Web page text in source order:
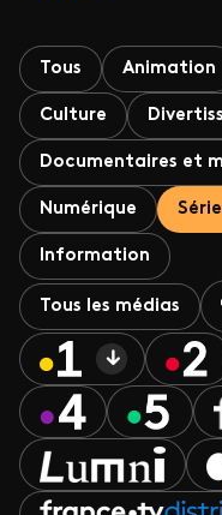
Tous Animation
Culture
Documentaires et
Numérique
Information
Tous les médias